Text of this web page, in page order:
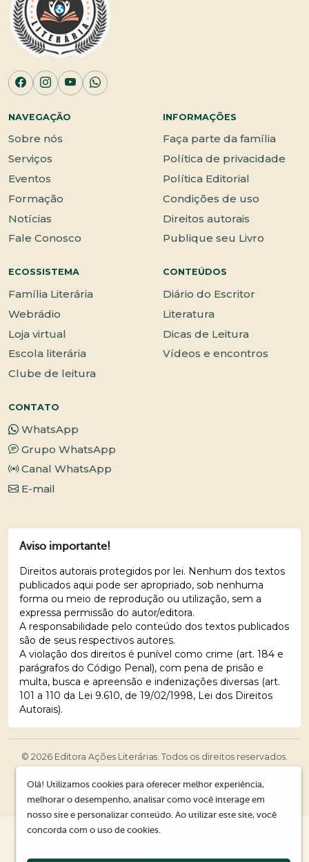
NAVEGAÇÃO
Sobre nós
Serviços
Eventos
Formação
Notícias
Fale Conosco
INFORMAÇÕES
Faça parte da família
Política de privacidade
Política Editorial
Condições de uso
Direitos autorais
Publique seu Livro
ECOSSISTEMA
Família Literária
Webrádio
Loja virtual
Escola literária
Clube de leitura
CONTEÚDOS
Diário do Escritor
Literatura
Dicas de Leitura
Vídeos e encontros
CONTATO
WhatsApp
Grupo WhatsApp
Canal WhatsApp
E-mail
Aviso importante!
Direitos autorais protegidos por lei. Nenhum dos textos
publicados aqui pode ser apropriado, sob nenhuma
forma ou meio de reprodução ou utilização, sem a
expressa permissão do autor/editora.
A responsabilidade pelo conteúdo dos textos publicados
são de seus respectivos autores.
A violação dos direitos é punível como crime (art. 184 e
parágrafos do Código Penal), com pena de prisão e
multa, busca e apreensão e indenizações diversas (art.
101 a 110 da Lei 9.610, de 19/02/1998, Lei dos Direitos
Autorais).
© 2026 Editora Ações Literárias. Todos os direitos reservados.
Olá! Utilizamos cookies para oferecer melhor experiência,
melhorar o desempenho, analisar como você interage em
nosso site e personalizar conteúdo. Ao utilizar este site, você
concorda com o uso de cookies.